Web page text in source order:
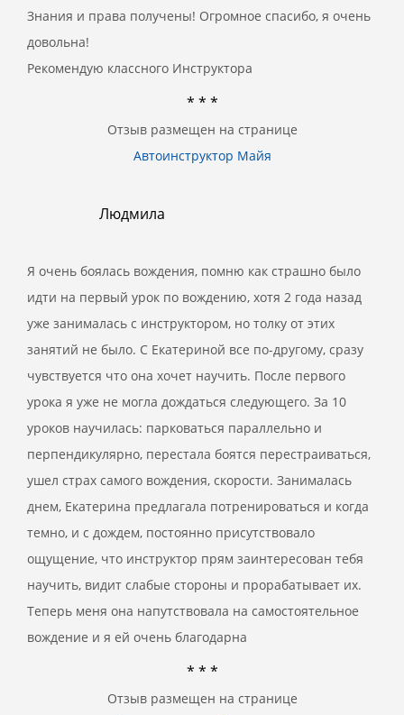
Знания и права получены! Огромное спасибо, я очень
довольна!
Рекомендую классного Инструктора
* * *
Отзыв размещен на странице
Автоинструктор Майя
Людмила
Я очень боялась вождения, помню как страшно было
идти на первый урок по вождению, хотя 2 года назад
уже занималась с инструктором, но толку от этих
занятий не было. С Екатериной все по-другому, сразу
чувствуется что она хочет научить. После первого
урока я уже не могла дождаться следующего. За 10
уроков научилась: парковаться параллельно и
перпендикулярно, перестала боятся перестраиваться,
ушел страх самого вождения, скорости. Занималась
днем, Екатерина предлагала потренироваться и когда
темно, и с дождем, постоянно присутствовало
ощущение, что инструктор прям заинтересован тебя
научить, видит слабые стороны и прорабатывает их.
Теперь меня она напутствовала на самостоятельное
вождение и я ей очень благодарна
* * *
Отзыв размещен на странице